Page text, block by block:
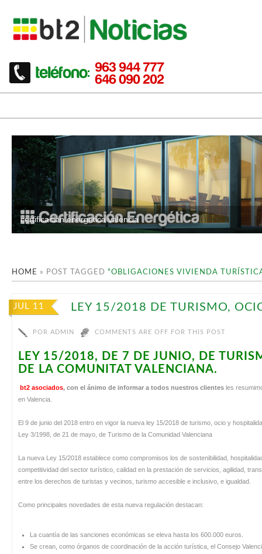
certificacion energetica valencia
HOME » POST TAGGED "OBLIGACIONES VIVIENDA
JUL 11 LEY 15/2018 DE TURISMO,
POR ADMIN COMMENTS ARE OFF FOR THIS POST
LEY 15/2018, DE 7 DE JUNIO, DE
DE LA COMUNITAT VALENCIANA.
bt2 asociados, con el ánimo de informar a todos nuestros clientes les
en Valencia.
El 9 de junio del 2018 entro en vigor la nueva ley 15/2018 de turismo, ocio y
Ley 3/1998, de 21 de mayo, de Turismo de la Comunidad Valenciana
La nueva Ley 15/2018 establece como compromisos los de sostenibilidad,
competitividad del sector turístico, calidad en la prestación de servicios, agilidad,
entre los derechos de turistas y vecinos, turismo accesible e inclusivo, e igualdad.
Como principales novedades de esta nueva regulación destacan:
La cuantía de las sanciones económicas se eleva hasta los 600.000 euros.
Se crean, como órganos de coordinación de la acción turística, el Consejo